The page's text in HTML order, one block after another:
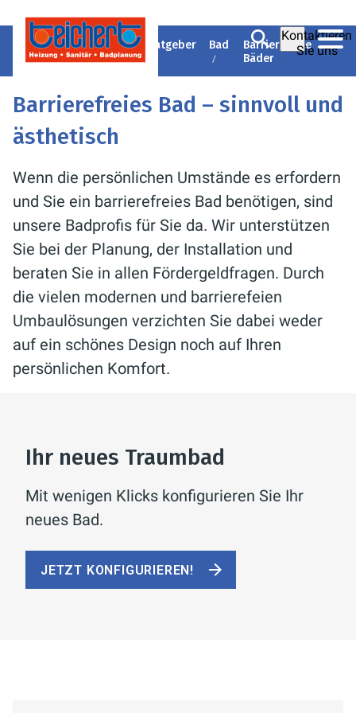
Kontaktieren
Sie uns
Heizung-Sanitär
Teichert
Ratgeber Bad
Barrierefreie
Bäder
Barrierefreies Bad – sinnvoll und
ästhetisch
Wenn die persönlichen Umstände es erfordern
und Sie ein barrierefreies Bad benötigen, sind
unsere Badprofis für Sie da. Wir unterstützen
Sie bei der Planung, der Installation und
beraten Sie in allen Fördergeldfragen. Durch
die vielen modernen und barrierefeien
Umbaulösungen verzichten Sie dabei weder
auf ein schönes Design noch auf Ihren
persönlichen Komfort.
Ihr neues Traumbad
Mit wenigen Klicks konfigurieren Sie Ihr
neues Bad.
JETZT KONFIGURIEREN!